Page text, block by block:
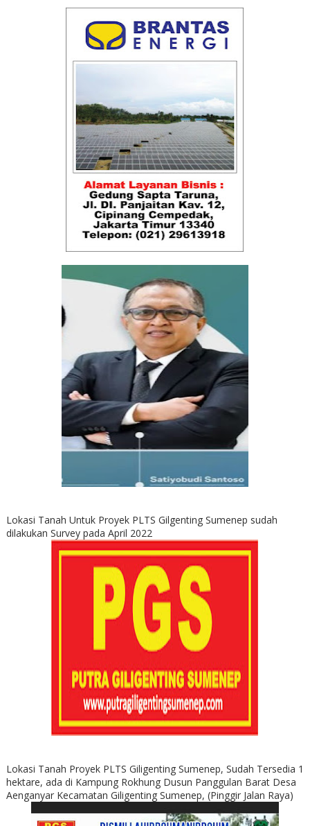
Lokasi Tanah Untuk Proyek PLTS Gilgenting Sumenep sudah
dilakukan Survey pada April 2022
Lokasi Tanah Proyek PLTS Giligenting Sumenep, Sudah Tersedia 1
hektare, ada di Kampung Rokhung Dusun Panggulan Barat Desa
Aenganyar Kecamatan Giligenting Sumenep, (Pinggir Jalan Raya)